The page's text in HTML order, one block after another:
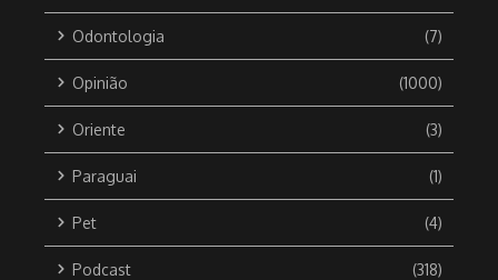
Odontologia (7)
Opinião (1000)
Oriente (3)
Paraguai (1)
Pet (4)
Podcast (318)